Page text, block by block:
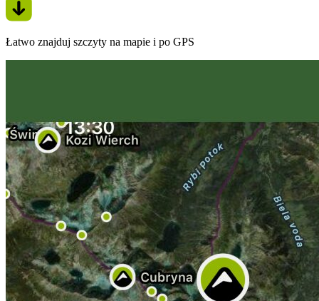
Łatwo znajduj szczyty na mapie i po GPS